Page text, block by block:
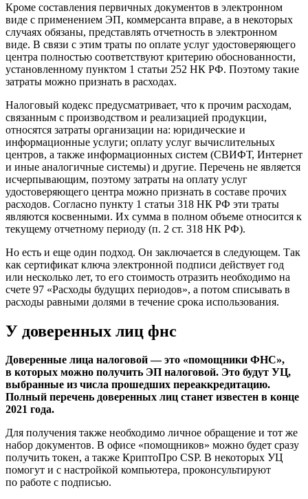
Кроме составления первичных документов в электронном
виде с применением ЭП, коммерсанта вправе, а в некоторых
случаях обязаны, представлять отчетность в электронном
виде. В связи с этим траты по оплате услуг удостоверяющего
центра полностью соответствуют критерию обоснованности,
установленному пунктом 1 статьи 252 НК РФ. Поэтому такие
затраты можно признать в расходах.
Налоговый кодекс предусматривает, что к прочим расходам,
связанным с производством и реализацией продукции,
относятся затраты организации на: юридические и
информационные услуги; оплату услуг вычислительных
центров, а также информационных систем (СВИФТ, Интернет
и иные аналогичные системы) и другие. Перечень не является
исчерпывающим, поэтому затраты на оплату услуг
удостоверяющего центра можно признать в составе прочих
расходов. Согласно пункту 1 статьи 318 НК РФ эти траты
являются косвенными. Их сумма в полном объеме относится к
текущему отчетному периоду (п. 2 ст. 318 НК РФ).
Но есть и еще один подход. Он заключается в следующем. Так
как сертификат ключа электронной подписи действует год
или несколько лет, то его стоимость отразить необходимо на
счете 97 «Расходы будущих периодов», а потом списывать в
расходы равными долями в течение срока использования.
У доверенных лиц фнс
Доверенные лица налоговой — это «помощники ФНС»,
в которых можно получить ЭП налоговой. Это будут УЦ,
выбранные из числа прошедших переаккредитацию.
Полный перечень доверенных лиц станет известен в конце
2021 года.
Для получения также необходимо личное обращение и тот же
набор документов. В офисе «помощников» можно будет сразу
получить токен, а также КриптоПро CSP. В некоторых УЦ
помогут и с настройкой компьютера, проконсультируют
по работе с подписью.